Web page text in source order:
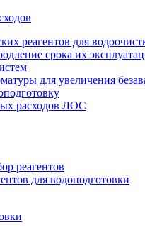
реагентов для
срока их
для увеличения
расходов ЛОС
реагентов
для водоподготовки